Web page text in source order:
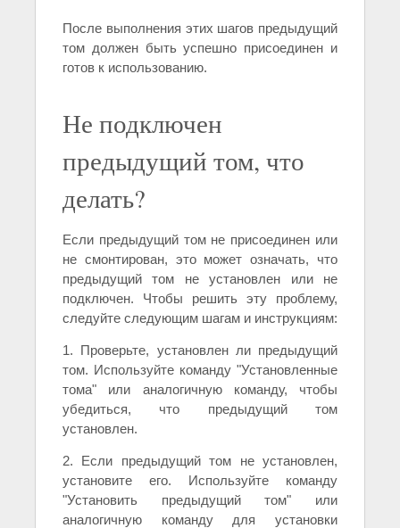
После выполнения этих шагов предыдущий
том должен быть успешно присоединен и
готов к использованию.
Не подключен
предыдущий том, что
делать?
Если предыдущий том не присоединен или
не смонтирован, это может означать, что
предыдущий том не установлен или не
подключен. Чтобы решить эту проблему,
следуйте следующим шагам и инструкциям:
1. Проверьте, установлен ли предыдущий
том. Используйте команду "Установленные
тома" или аналогичную команду, чтобы
убедиться, что предыдущий том
установлен.
2. Если предыдущий том не установлен,
установите его. Используйте команду
"Установить предыдущий том" или
аналогичную команду для установки